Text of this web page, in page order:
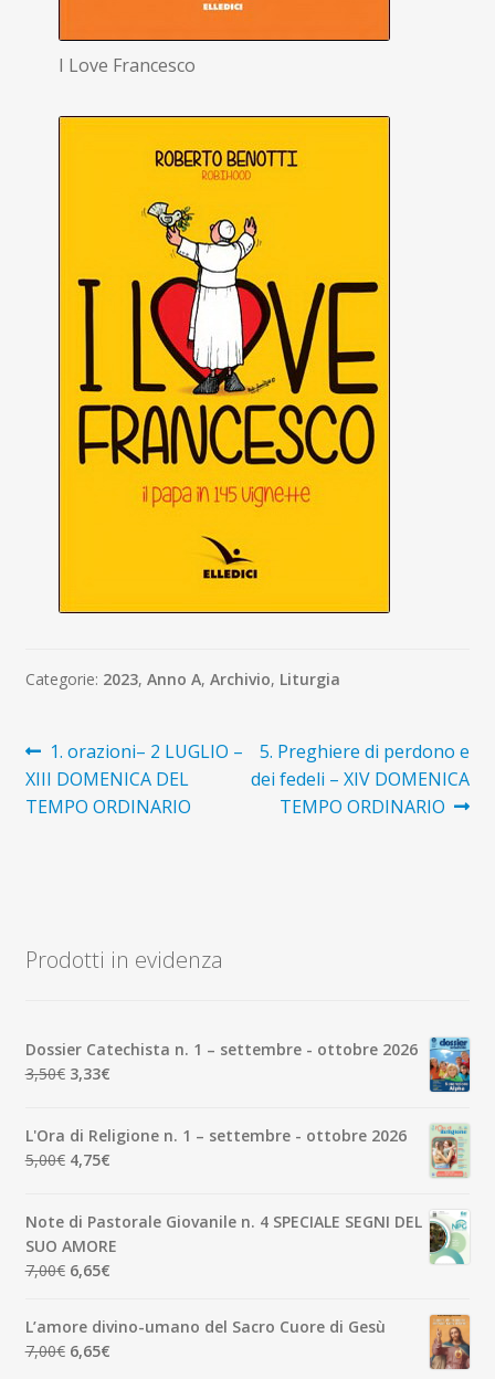
I Love Francesco
Categorie: 2023, Anno A, Archivio, Liturgia
Navigazione
articoli
Articolo
precedente:
1. orazioni– 2 LUGLIO –
XIII DOMENICA DEL
TEMPO ORDINARIO
Articolo
successivo:
5. Preghiere di perdono e
dei fedeli – XIV DOMENICA
TEMPO ORDINARIO
Prodotti in evidenza
Dossier Catechista n. 1 – settembre - ottobre 2026
3,50€ Il
era:
3,50€.
3,33€Il
è:
3,33€.
L'Ora di Religione n. 1 – settembre - ottobre 2026
5,00€ Il
era:
5,00€.
4,75€Il
è:
4,75€.
Note di Pastorale Giovanile n. 4 SPECIALE SEGNI DEL
SUO AMORE
7,00€ Il
originale
era:
7,00€.
6,65€Il
attuale
è:
L’amore divino-umano del Sacro Cuore di Gesù
7,00€ Il
6,65€Il